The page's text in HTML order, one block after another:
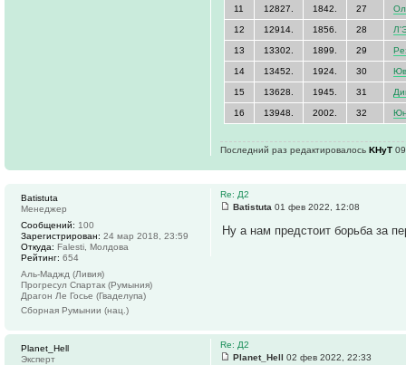
11 12827. 1842. 27
12 12914. 1856. 28
13 13302. 1899. 29
14 13452. 1924. 30
15 13628. 1945. 31
16 13948. 2002. 32
Последний раз редактировалось KHyT
Re: Д2
Batistuta 01 фев 2022, 12:08
Ну а нам предстоит борьба за
Batistuta
Менеджер
Сообщений: 100
Зарегистрирован: 24 мар 2018, 23:59
Откуда: Falesti, Молдова
Рейтинг: 654
Аль-Маджд (Ливия)
Прогресул Спартак (Румыния)
Драгон Ле Госье (Гваделупа)
Сборная Румынии (нац.)
Re: Д2
Planet_Hell 02 фев 2022, 22:33
Planet_Hell
Эксперт